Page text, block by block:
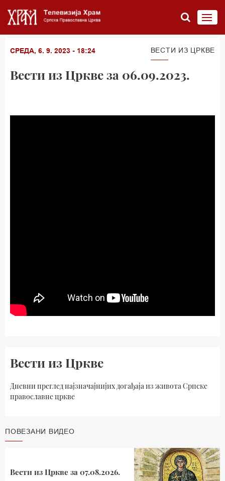
СРЕДА, 6. 9. 2023 - 18:24 ВЕСТИ ИЗ ЦРКВЕ
Вести из Цркве за 06.09.2023.
Вести из Цркве
Дневни преглед најзначајнијих догађаја из живота Српске
православне цркве
ПОВЕЗАНИ ВИДЕО
Вести из Цркве за 07.08.2026.